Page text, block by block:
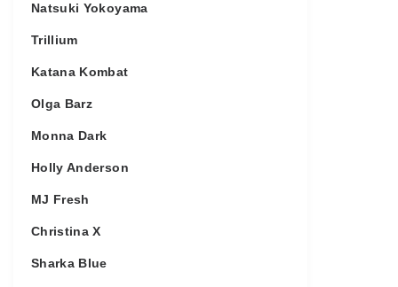
Natsuki Yokoyama
Trillium
Katana Kombat
Olga Barz
Monna Dark
Holly Anderson
MJ Fresh
Christina X
Sharka Blue